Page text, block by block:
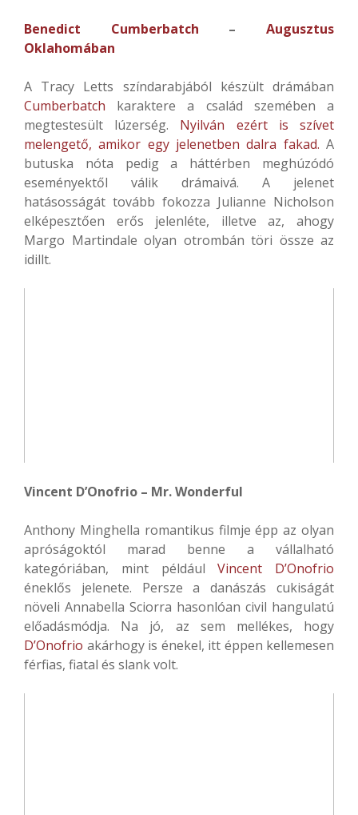
Benedict Cumberbatch –Augusztus
Oklahomában
A Tracy Letts színdarabjából készült drámában
Cumberbatch karaktere a család szemében a
megtestesült lúzerség. Nyilván ezért is szívet
melengető, amikor egy jelenetben dalra fakad. A
butuska nóta pedig a háttérben meghúzódó
eseményektől válik drámaivá. A jelenet
hatásosságát tovább fokozza Julianne Nicholson
elképesztően erős jelenléte, illetve az, ahogy
Margo Martindale olyan otrombán töri össze az
idillt.
Vincent D’Onofrio – Mr. Wonderful
Anthony Minghella romantikus filmje épp az olyan
apróságoktól marad benne a vállalható
kategóriában, mint példáulVincent D’Onofrio
éneklős jelenete. Persze a danászás cukiságát
növeli Annabella Sciorra hasonlóan civil hangulatú
előadásmódja. Na jó, az sem mellékes, hogy
D’Onofrio akárhogy is énekel, itt éppen kellemesen
férfias, fiatal és slank volt.